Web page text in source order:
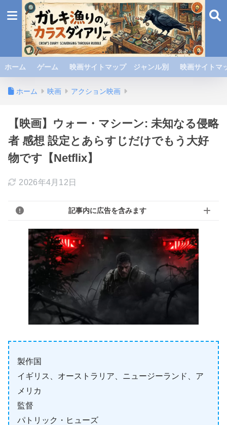
ホーム ゲーム 映画サイトマップ ジャンル別 映画サイト
ホーム 映画 アクション映画
【映画】ウォー・マシーン: 未知なる侵略
者 感想 設定とあらすじだけでもう大好
物です【Netflix】
2026年4月12日
記事内に広告を含みます
製作国
イギリス、オーストラリア、ニュージーランド、ア
メリカ
監督
パトリック・ヒューズ